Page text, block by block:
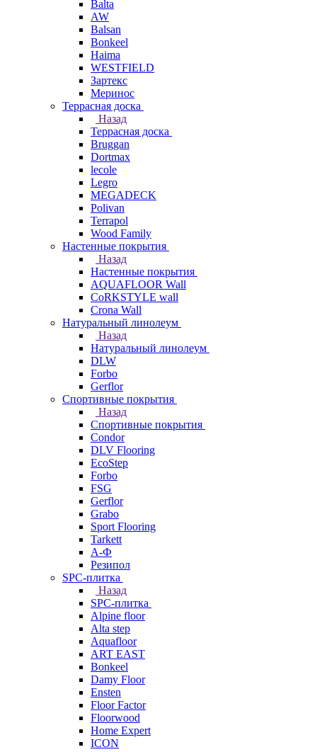
Balta
AW
Balsan
Bonkeel
Haima
WESTFIELD
Зартекс
Меринос
Террасная доска
Назад
Террасная доска
Bruggan
Dortmax
lecole
Legro
MEGADECK
Polivan
Terrapol
Wood Family
Настенные покрытия
Назад
Настенные покрытия
AQUAFLOOR Wall
CoRKSTYLE wall
Crona Wall
Натуральный линолеум
Назад
Натуральный линолеум
DLW
Forbo
Gerflor
Спортивные покрытия
Назад
Спортивные покрытия
Condor
DLV Flooring
EcoStep
Forbo
FSG
Gerflor
Grabo
Sport Flooring
Tarkett
А-Ф
Резипол
SPC-плитка
Назад
SPC-плитка
Alpine floor
Alta step
Aquafloor
ART EAST
Bonkeel
Damy Floor
Ensten
Floor Factor
Floorwood
Home Expert
ICON